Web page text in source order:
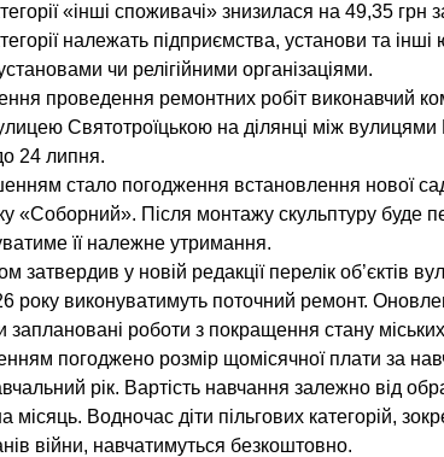
«інші споживачі» знизилася на 49,35
належать підприємства, установи та
чи релігійними організаціями.
проведення ремонтних робіт виконавчий
Святотроїцькою на ділянці між
24 липня.
стало погодження встановлення нової
«Соборний». Після монтажу скульптуру буде
її належне утримання.
затвердив у новій редакції перелік об’єктів
року виконуватимуть поточний ремонт.
заплановані роботи з покращення стану міських
погоджено розмір щомісячної плати за
рік. Вартість навчання залежно від
місяць. Водночас діти пільгових категорій,
війни, навчатимуться безкоштовно.